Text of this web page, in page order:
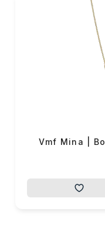
Vmf Mina |